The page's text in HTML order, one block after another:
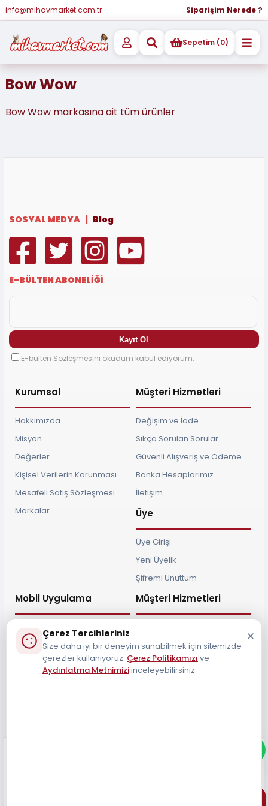
info@mihavmarket.com.tr Siparişim Nerede ?
Sepetim (0)
Bow Wow
Bow Wow markasına ait tüm ürünler
SOSYAL MEDYA | Blog
E-BÜLTEN ABONELİĞİ
E-bülten Sözleşmesini okudum kabul ediyorum.
Kurumsal
Hakkımızda
Misyon
Değerler
Kişisel Verilerin Korunması
Mesafeli Satış Sözleşmesi
Markalar
Müşteri Hizmetleri
Değişim ve İade
Sıkça Sorulan Sorular
Güvenli Alışveriş ve Ödeme
Banka Hesaplarımız
İletişim
Üye
Üye Girişi
Yeni Üyelik
Şifremi Unuttum
Mobil Uygulama Müşteri Hizmetleri
Müşteri Destek Hattı
Çerez Tercihleriniz
Size daha iyi bir deneyim sunabilmek için sitemizde
çerezler kullanıyoruz. Çerez Politikamızı ve
Aydınlatma Metnimiziinceleyebilirsiniz.